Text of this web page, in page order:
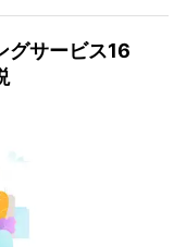
グサービス16